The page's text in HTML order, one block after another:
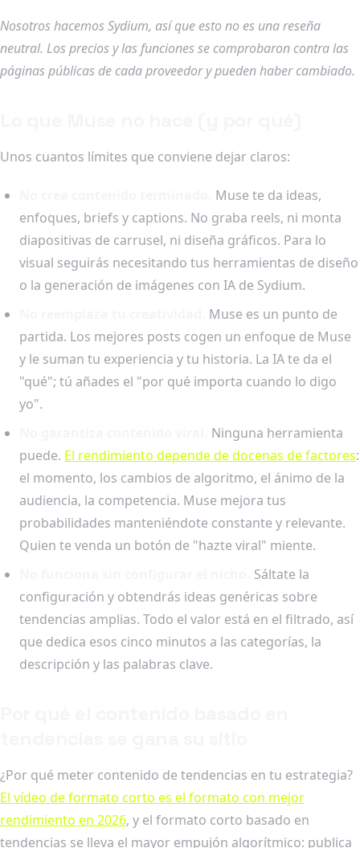
Nosotros hacemos Sydium, así que esto no es una reseña
neutral. Los precios y las funciones se comprobaron contra las
páginas públicas de cada proveedor y pueden haber cambiado.
Unos cuantos límites que conviene dejar claros:
Muse te da ideas,
enfoques, briefs y captions. No graba reels, ni monta
diapositivas de carrusel, ni diseña gráficos. Para lo
visual seguirás necesitando tus herramientas de diseño
o la generación de imágenes con IA de Sydium.
Muse es un punto de
partida. Los mejores posts cogen un enfoque de Muse
y le suman tu experiencia y tu historia. La IA te da el
"qué"; tú añades el "por qué importa cuando lo digo
yo".
Ninguna herramienta
puede. El rendimiento depende de docenas de factores:
el momento, los cambios de algoritmo, el ánimo de la
audiencia, la competencia. Muse mejora tus
probabilidades manteniéndote constante y relevante.
Quien te venda un botón de "hazte viral" miente.
Sáltate la
configuración y obtendrás ideas genéricas sobre
tendencias amplias. Todo el valor está en el filtrado, así
que dedica esos cinco minutos a las categorías, la
descripción y las palabras clave.
¿Por qué meter contenido de tendencias en tu estrategia?
El vídeo de formato corto es el formato con mejor
rendimiento en 2026, y el formato corto basado en
tendencias se lleva el mayor empujón algorítmico: publica